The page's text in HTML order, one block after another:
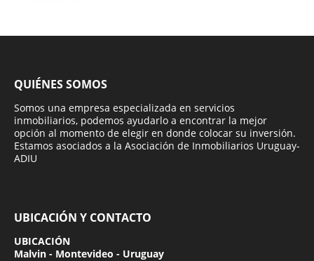
QUIÉNES SOMOS
Somos una empresa especializada en servicios
inmobiliarios, podemos ayudarlo a encontrar la mejor
opción al momento de elegir en donde colocar su inversión.
Estamos asociados a la Asociación de Inmobiliarios Uruguay-
ADIU
UBICACIÓN Y CONTACTO
UBICACIÓN
Malvin - Montevideo - Uruguay